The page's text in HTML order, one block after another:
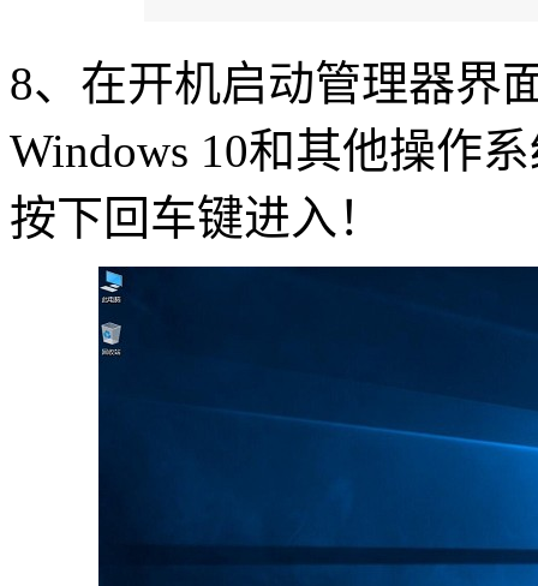
8、在开机启动管理器界
Windows 10和其他操作
按下回车键进入！